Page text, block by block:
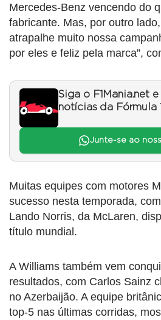
Mercedes-Benz vencendo do
fabricante. Mas, por outro
atrapalhe muito nossa
por eles e feliz pela marca”,
Siga o F1Mania.net
notícias da Fórmula
Junte-se ao
Muitas equipes com motores
sucesso nesta temporada, com
Lando Norris, da McLaren,
título mundial.
A Williams também vem
resultados, com Carlos Sainz
no Azerbaijão. A equipe
top-5 nas últimas corridas,